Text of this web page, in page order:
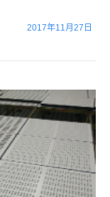
2017年11月27日